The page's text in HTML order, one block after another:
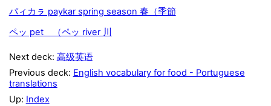
パィカㇻ paykar spring season 春（季節
ペッ pet （ペッ river 川
Next deck: 高级英语
Previous deck: English vocabulary for food - Portuguese
translations
Up: Index